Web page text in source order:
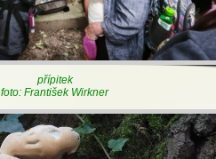
přípitek
foto: František Wirkner